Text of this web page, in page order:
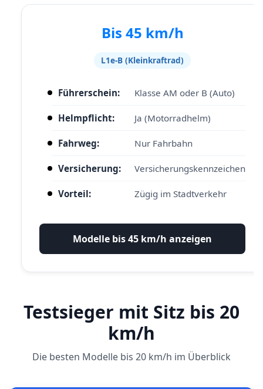
Bis 45 km/h
L1e-B (Kleinkraftrad)
Führerschein: Klasse AM oder B (Auto)
Helmpflicht: Ja (Motorradhelm)
Fahrweg: Nur Fahrbahn
Versicherung: Versicherungskennzeichen
Vorteil: Zügig im Stadtverkehr
Modelle bis 45 km/h anzeigen
Testsieger mit Sitz bis 20
km/h
Die besten Modelle bis 20 km/h im Überblick